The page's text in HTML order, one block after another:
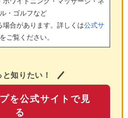
・ゴルフなど
合があります。詳しくは公式サ
をご覧ください。
と知りたい！
を公式サイトで見
る